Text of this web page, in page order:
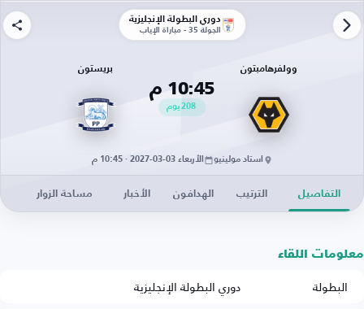
دوري البطولة الإنجليزية
الجولة 35 - مباراة الإياب
وولفرهامبتون
10:45 م
208يوم
بريستون
استاد مولينيو الأربعاء 03-03-2027 · 10:45 م
التفاصيل الترتيب الهدافون الأخبار مساحة الزوار
معلومات اللقاء
البطولة
دوري البطولة الإنجليزية